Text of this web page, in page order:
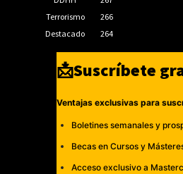
Terrorismo
266
Destacado
264
📩Suscríbete
Ventajas exclusivas para
Boletines semanales y
Becas en Cursos y
Acceso exclusivo a